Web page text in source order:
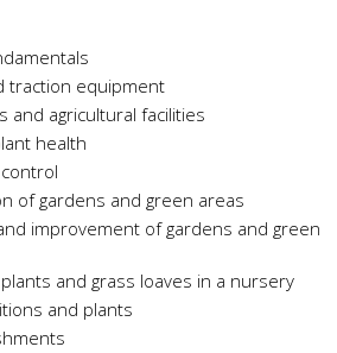
traction equipment
and agricultural facilities
health
of gardens and green areas
improvement of gardens and green
and grass loaves in a nursery
and plants